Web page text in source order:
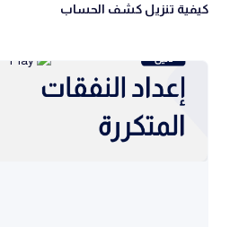
كيفية تنزيل كشف الحساب